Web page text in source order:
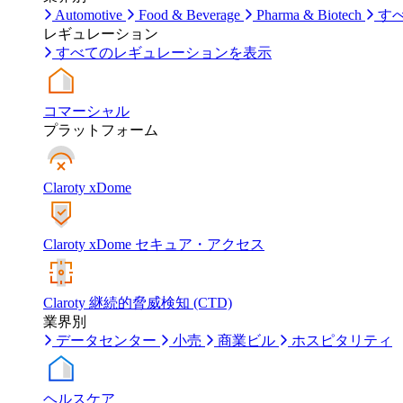
Automotive
Food & Beverage Pharma & Biotech
す
レギュレーション
すべてのレギュレーションを表示
コマーシャル
プラットフォーム
Claroty xDome
Claroty xDome セキュア・アクセス
Claroty 継続的脅威検知 (CTD)
業界別
データセンター
小売 商業ビル ホスピタリティ
ヘルスケア